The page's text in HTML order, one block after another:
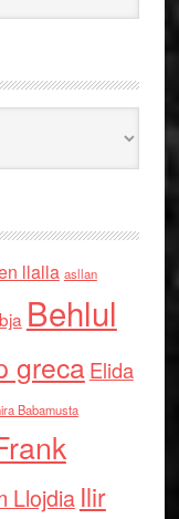
llalla asllan
Behlul
grecaElida
Babamusta
Llojdia Ilir